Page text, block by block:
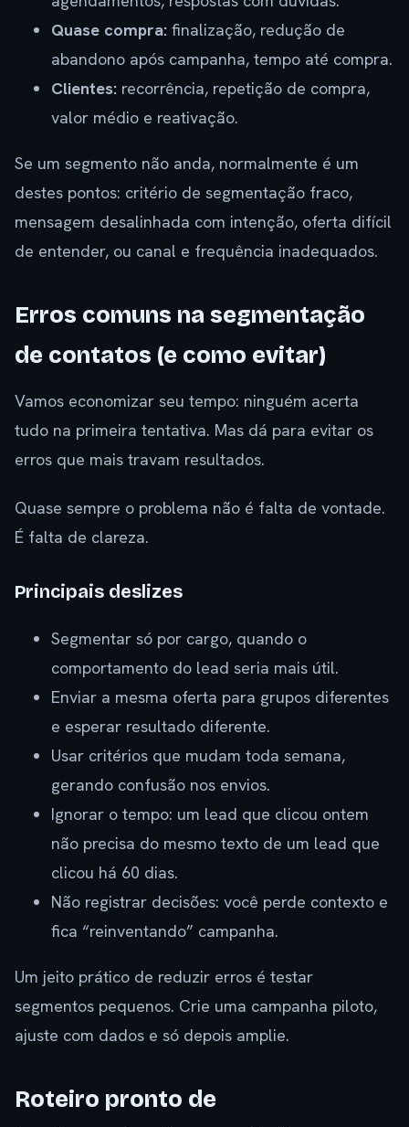
Quase compra: finalização, redução de
abandono após campanha, tempo até compra.
Clientes: recorrência, repetição de compra,
valor médio e reativação.
Se um segmento não anda, normalmente é um
destes pontos: critério de segmentação fraco,
mensagem desalinhada com intenção, oferta difícil
de entender, ou canal e frequência inadequados.
Erros comuns na segmentação
de contatos (e como evitar)
Vamos economizar seu tempo: ninguém acerta
tudo na primeira tentativa. Mas dá para evitar os
erros que mais travam resultados.
Quase sempre o problema não é falta de vontade.
É falta de clareza.
Principais deslizes
Segmentar só por cargo, quando o
comportamento do lead seria mais útil.
Enviar a mesma oferta para grupos diferentes
e esperar resultado diferente.
Usar critérios que mudam toda semana,
gerando confusão nos envios.
Ignorar o tempo: um lead que clicou ontem
não precisa do mesmo texto de um lead que
clicou há 60 dias.
Não registrar decisões: você perde contexto e
fica “reinventando” campanha.
Um jeito prático de reduzir erros é testar
segmentos pequenos. Crie uma campanha piloto,
ajuste com dados e só depois amplie.
Roteiro pronto de